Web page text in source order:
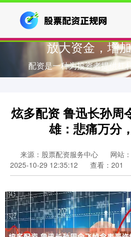
放大资金，增
配资是一种为投资者提供杠
炫多配资 鲁迅长孙周
雄：悲痛万分
来源：股票配资服务中心 网站
2025-10-29 12:35:12
查看：201